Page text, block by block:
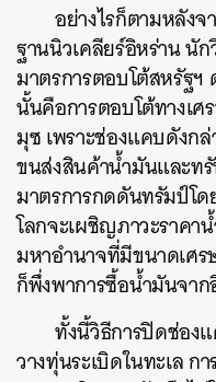
อย่างไรก็ตามหลัง
ฐานนิวเคลียร์อิหร่าน นัก
มาตรการตอบโต้สหรัฐ
นั้นคือการตอบโต้ทางเ
มุซ เพราะช่องแคบดังก
ขนส่งสินค้าน้ำมันและท
มาตรการกดดันทรัมป์โด
โลกจะเผชิญภาวะราคา
มหาอำนาจที่มีขนาดเศ
ก็พึ่งพาการซื้อน้ำมันจา
ทั้งนี้วิธีการปิดช่อง
วางทุ่นระเบิดในทะเล